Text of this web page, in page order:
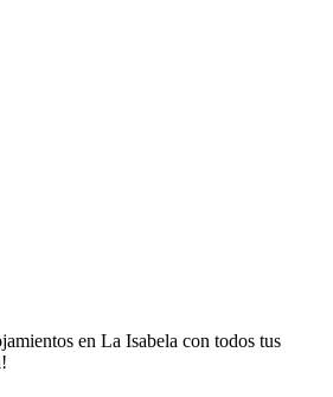
en La Isabela con todos tus